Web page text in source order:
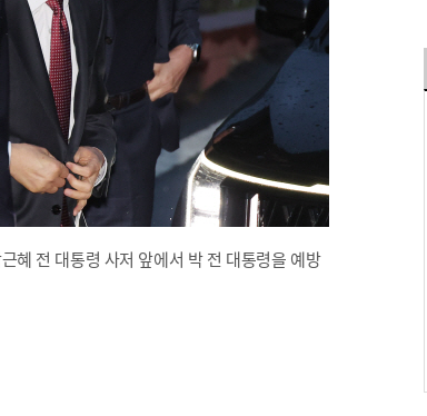
혜 전 대통령 사저 앞에서 박 전 대통령을 예방